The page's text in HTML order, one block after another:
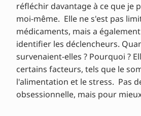
réfléchir davantage à ce que je
moi-même. Elle ne s'est pas
médicaments, mais a
identifier les déclencheurs.
survenaient-elles ? Pourquoi ?
certains facteurs, tels que le
l'alimentation et le stress. Pas
obsessionnelle, mais pour